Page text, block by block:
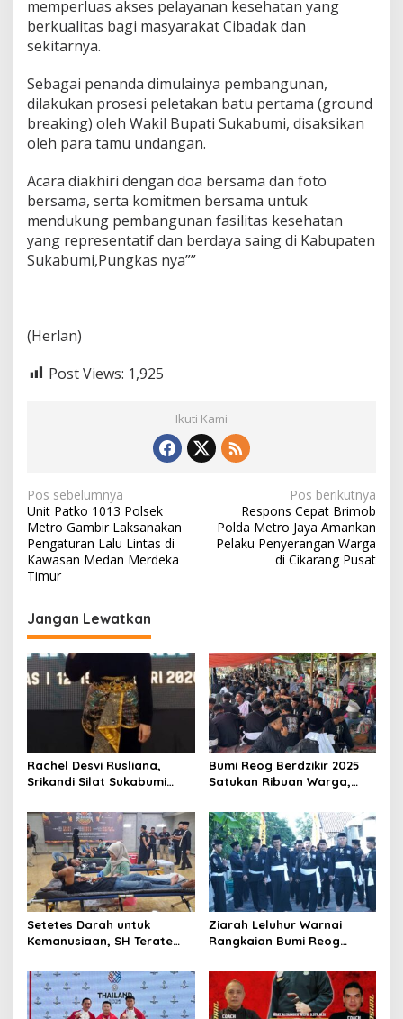
memperluas akses pelayanan kesehatan yang
berkualitas bagi masyarakat Cibadak dan
sekitarnya.
Sebagai penanda dimulainya pembangunan,
dilakukan prosesi peletakan batu pertama (ground
breaking) oleh Wakil Bupati Sukabumi, disaksikan
oleh para tamu undangan.
Acara diakhiri dengan doa bersama dan foto
bersama, serta komitmen bersama untuk
mendukung pembangunan fasilitas kesehatan
yang representatif dan berdaya saing di Kabupaten
Sukabumi,Pungkas nya””
(Herlan)
Post Views: 1,925
Ikuti Kami
N
a
v
i
a
s
i
p
s
Pos sebelumnya
Unit Patko 1013 Polsek
Metro Gambir Laksanakan
Pengaturan Lalu Lintas di
Kawasan Medan Merdeka
Timur
Pos berikutnya
Respons Cepat Brimob
Polda Metro Jaya Amankan
Pelaku Penyerangan Warga
di Cikarang Pusat
Jangan Lewatkan
Rachel Desvi Rusliana,
Srikandi Silat Sukabumi
Nasional di Kejuaraan
Pangdam III Siliwangi
Bumi Reog Berdzikir 2025
Satukan Ribuan Warga,
Ponorogo
Setetes Darah untuk
Kemanusiaan, SH Terate
Kepedulian Lewat Donor
Darah
Ziarah Leluhur Warnai
Rangkaian Bumi Reog
Ponorogo